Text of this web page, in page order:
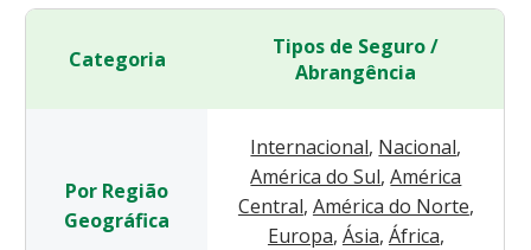
Categoria
Tipos de Seguro /
Abrangência
Por Região
Geográfica
Internacional, Nacional,
América do Sul, América
Central, América do Norte,
Europa, Ásia, África,